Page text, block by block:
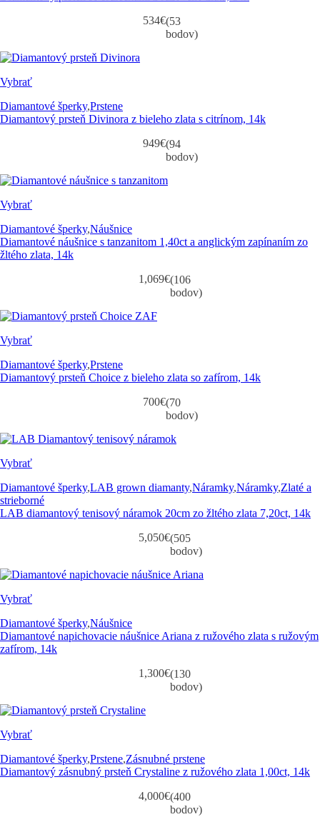
534€(53
bodov)
Vybrať
Diamantové šperky,Prstene
Diamantový prsteň Divinora z bieleho zlata s citrínom, 14k
949€(94
bodov)
Vybrať
Diamantové šperky,Náušnice
Diamantové náušnice s tanzanitom 1,40ct a anglickým zapínaním zo
žltého zlata, 14k
1,069€(106
bodov)
Vybrať
Diamantové šperky,Prstene
Diamantový prsteň Choice z bieleho zlata so zafírom, 14k
700€(70
bodov)
Vybrať
Diamantové šperky,LAB grown diamanty,Náramky,Náramky,Zlaté a
strieborné
LAB diamantový tenisový náramok 20cm zo žltého zlata 7,20ct, 14k
5,050€(505
bodov)
Vybrať
Diamantové šperky,Náušnice
Diamantové napichovacie náušnice Ariana z ružového zlata s ružovým
zafírom, 14k
1,300€(130
bodov)
Vybrať
Diamantové šperky,Prstene,Zásnubné prstene
Diamantový zásnubný prsteň Crystaline z ružového zlata 1,00ct, 14k
4,000€(400
bodov)